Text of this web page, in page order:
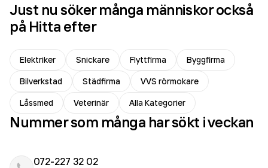
Just nu söker många människor också
på Hitta efter
Elektriker Snickare Flyttfirma
Byggfirma
Bilverkstad
Städfirma
VVS rörmokare
Låssmed
Veterinär Alla Kategorier
Nummer som många har sökt i veckan
072-227 32 02